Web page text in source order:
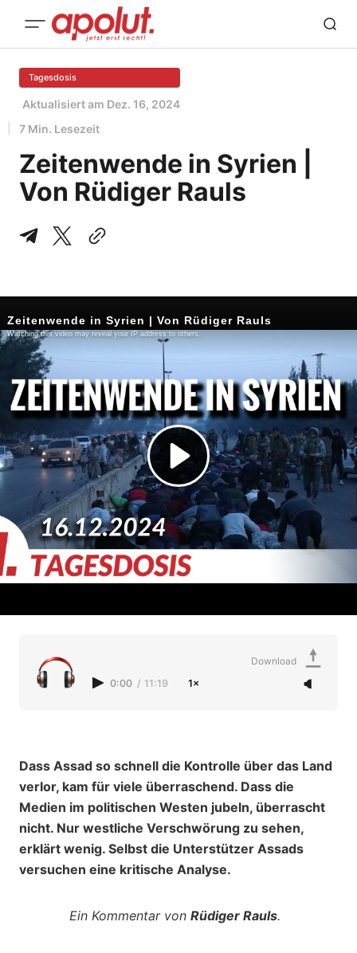
Tagesdosis
Aktualisiert am Dez. 16, 2024
7 Min. Lesezeit
Zeitenwende in Syrien |
Von Rüdiger Rauls
0:00 / 11:19 1×
Download
Dass Assad so schnell die Kontrolle über das Land
verlor, kam für viele überraschend. Dass die
Medien im politischen Westen jubeln, überrascht
nicht. Nur westliche Verschwörung zu sehen,
erklärt wenig. Selbst die Unterstützer Assads
versuchen eine kritische Analyse.
Ein Kommentar von Rüdiger Rauls.